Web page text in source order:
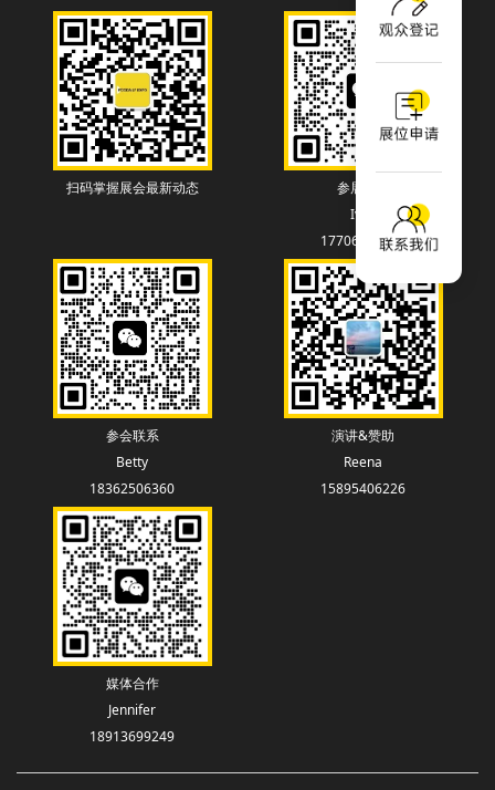
扫码掌握展会最新动态
参展联系
Ivey
17706130838
参会联系
Betty
18362506360
演讲&赞助
Reena
15895406226
媒体合作
Jennifer
18913699249